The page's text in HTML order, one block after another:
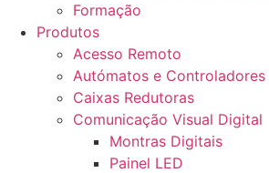
Formação
Produtos
Acesso Remoto
Autómatos e Controladores
Caixas Redutoras
Comunicação Visual Digital
Montras Digitais
Painel LED